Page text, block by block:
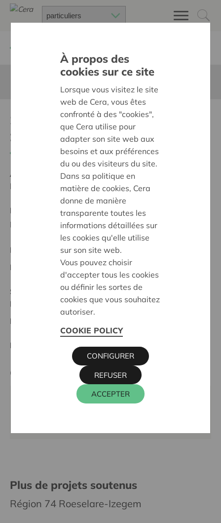
Samen voor Miroâkels
zorgen
Ambition:
Une société solidaire et respectueuse, sans
barrières
Programme:
Offrir à tous les mêmes chances de
participer à part entière, égale et active à la société
Projet régional
Date de début:11/05/2026
Statut:
Roeselare-Izegem
Date de décision:
Décision: Approuvé
Cera contact
WIM INGELS
Plus de projets soutenus
Région 74 Roeselare-Izegem
À propos des
cookies sur ce site
Lorsque vous visitez le site
web de Cera, vous êtes
confronté à des "cookies",
que Cera utilise pour
adapter son site web aux
besoins et aux préférences
du ou des visiteurs du site.
Dans sa politique en
matière de cookies, Cera
donne de manière
transparente toutes les
informations détaillées sur
les cookies qu'elle utilise
sur son site web.
Vous pouvez choisir
d'accepter tous les cookies
ou définir les sortes de
cookies que vous souhaitez
autoriser.
COOKIE POLICY
ACCEPTER
REFUSER
CONFIGURER